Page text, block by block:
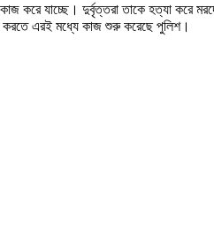
যাচ্ছে। দুর্বৃত্তরা তাকে হত্যা করে
করতে এরই মধ্যে কাজ শুরু করেছে পুলিশ।